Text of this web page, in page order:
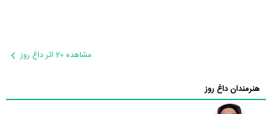
مشاهده 20 اثر داغ روز
هنرمندان داغ روز